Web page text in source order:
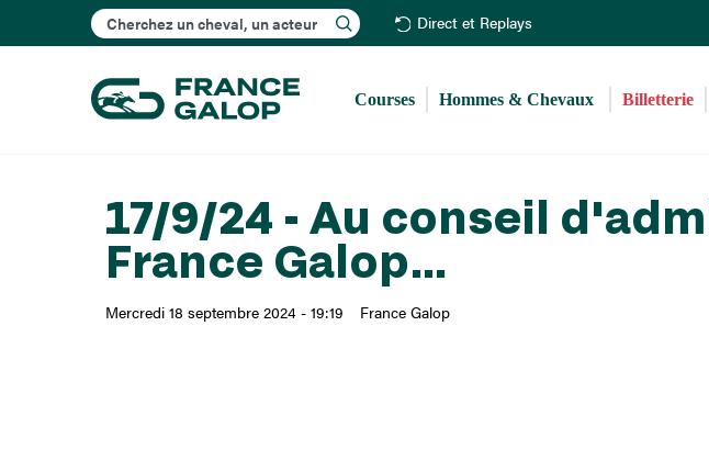
Rechercher Direct et Replays
Courses Hommes & Chevaux Billetterie
17/9/24 - Au conseil
France Galop...
Mercredi 18 septembre 2024 - 19:19 France Galop